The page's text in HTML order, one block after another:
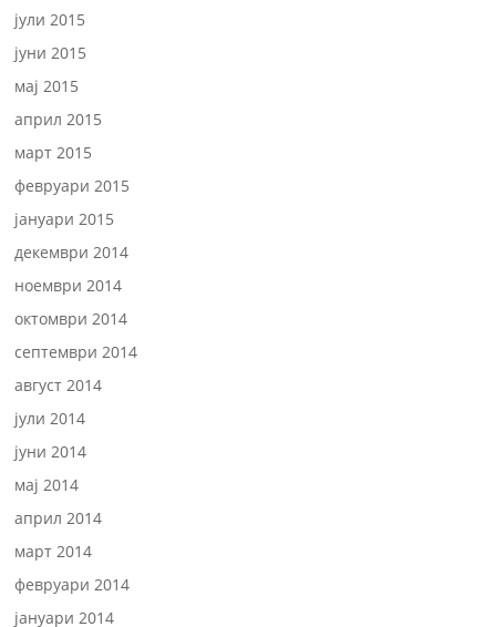
јули 2015
јуни 2015
мај 2015
април 2015
март 2015
февруари 2015
јануари 2015
декември 2014
ноември 2014
октомври 2014
септември 2014
август 2014
јули 2014
јуни 2014
мај 2014
април 2014
март 2014
февруари 2014
јануари 2014